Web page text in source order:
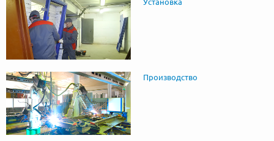
Установка
Производство